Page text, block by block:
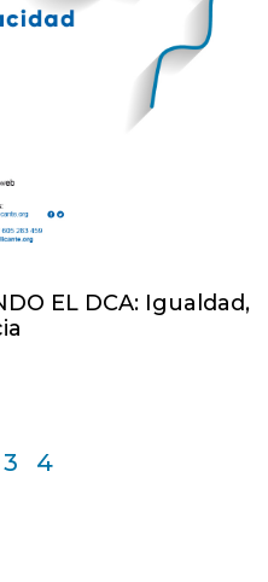
EL DCA: Igualdad,
3 4